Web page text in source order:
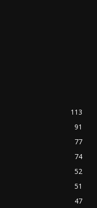
113
91
77
74
52
51
47